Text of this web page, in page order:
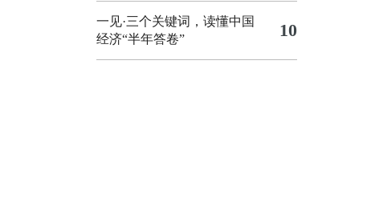
一见·三个关键词，读懂中国
经济“半年答卷”
10